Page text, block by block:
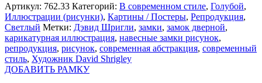
Артикул: 762.33 Категорий: В современном стиле, Голубой,
Иллюстрации (рисунки), Картины / Постеры, Репродукция,
Светлый Метки: Дэвид Шригли, замки, замок дверной,
карикатурная иллюстрация, навесные замки рисунок,
репродукция, рисунок, современная абстракция, современный
стиль, Художник David Shrigley
ДОБАВИТЬ РАМКУ